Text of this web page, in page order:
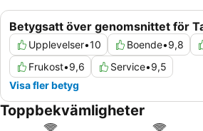
Betygsatt över genomsnittet för
Upplevelser•10 Boende•9,8
Frukost•9,6 Service•9,5
Visa fler betyg
Toppbekvämligheter